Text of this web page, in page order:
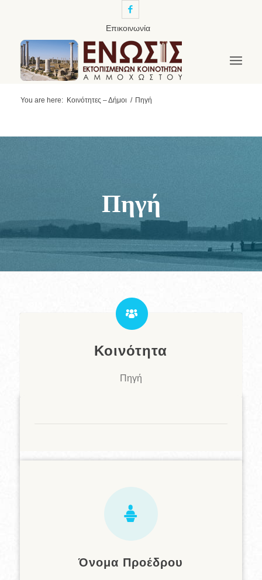
Επικοινωνία
You are here: Κοινότητες – Δήμοι / Πηγή
Πηγή
Κοινότητα
Πηγή
Όνομα Προέδρου